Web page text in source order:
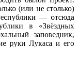
(или не столько)
— отсюда
в «Звёздных
заповедник,
руки Лукаса и его